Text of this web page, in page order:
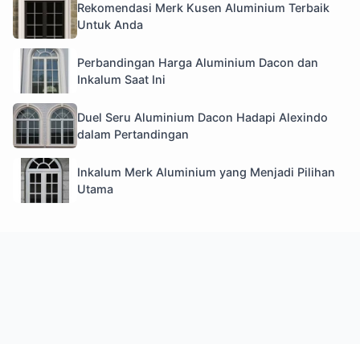
Rekomendasi Merk Kusen Aluminium Terbaik
Untuk Anda
Perbandingan Harga Aluminium Dacon dan
Inkalum Saat Ini
Duel Seru Aluminium Dacon Hadapi Alexindo
dalam Pertandingan
Inkalum Merk Aluminium yang Menjadi Pilihan
Utama